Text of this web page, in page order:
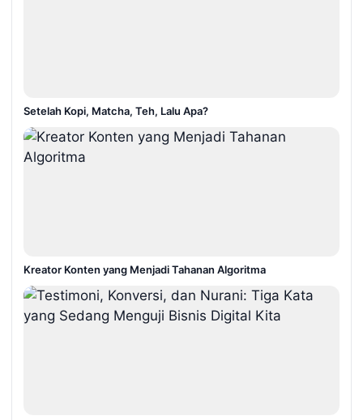
Setelah Kopi, Matcha, Teh, Lalu Apa?
Kreator Konten yang Menjadi Tahanan Algoritma